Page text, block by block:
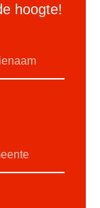
hoogte!